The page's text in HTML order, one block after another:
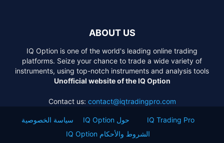
ABOUT US
IQ Option is one of the world's leading online trading
platforms. Seize your chance to trade a wide variety of
instruments, using top-notch instruments and analysis tools
Unofficial website of the IQ Option
Contact us: contact@iqtradingpro.com
IQ Trading Pro حول IQ Option
سياسة الخصوصية
الشروط والأحكام IQ Option